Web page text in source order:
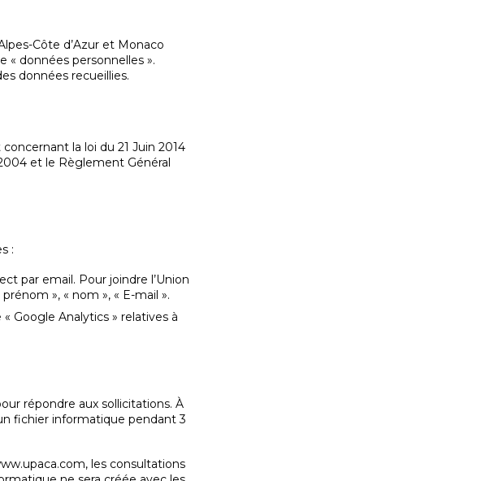
Côte d’Azur et Monaco
données personnelles ».
données recueillies.
la loi du 21 Juin 2014
et le Règlement Général
:
par email. Pour joindre l’Union
», « nom », « E-mail ».
Google Analytics » relatives à
répondre aux sollicitations. À
fichier informatique pendant 3
les consultations